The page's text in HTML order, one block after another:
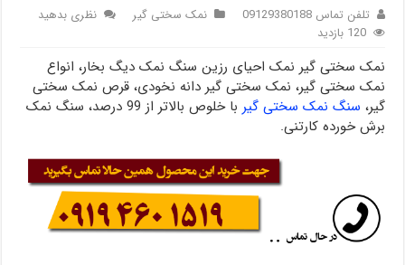
تلفن تماس 09129380188 نمک سختی گیر
نظری بدهید
120 بازدید
نمک سختی گیر نمک احیای رزین سنگ نمک دیگ بخار، انواع
نمک سختی گیر، نمک سختی گیر دانه نخودی، قرص نمک سختی
گیر، سنگ نمک سختی گیر
با خلوص بالاتر از 99 درصد، سنگ نمک
برش خورده کارتنی.